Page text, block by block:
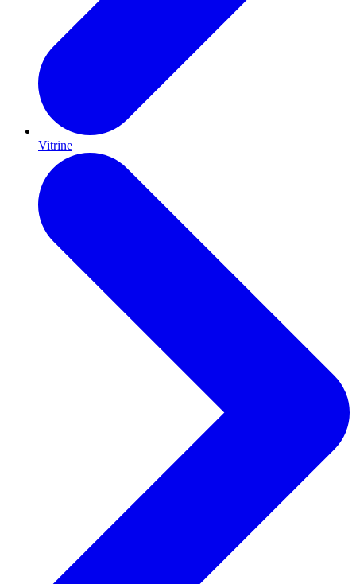
Vitrine